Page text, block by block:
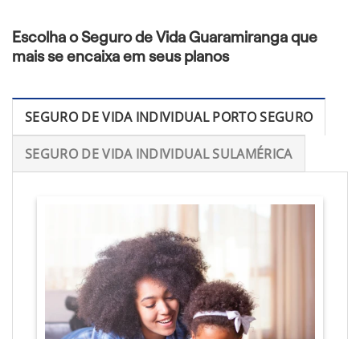
Escolha o Seguro de Vida Guaramiranga que
mais se encaixa em seus planos
SEGURO DE VIDA INDIVIDUAL PORTO SEGURO
SEGURO DE VIDA INDIVIDUAL SULAMÉRICA